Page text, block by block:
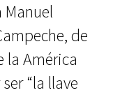
de
la América
“la llave